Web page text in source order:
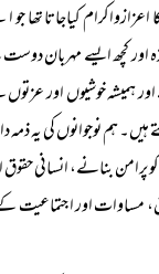
کیاجاتا تھا
اور کچھ ایسے مہربان
ہمیشہ خوشیوں اور
ہم نوجوانوں کی یہ
پرامن بنانے،
مساوات اور